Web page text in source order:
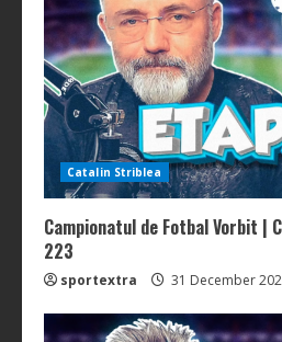
Catalin Striblea
Campionatul de Fotbal Vorbit |
223
sportextra 31 December